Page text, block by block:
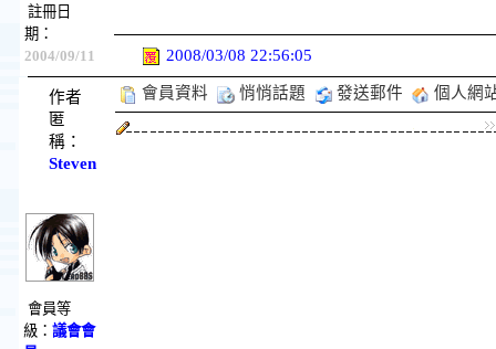
註冊日
期：
2004/09/11
2008/03/08 22:56:05
作者
匿
稱：
Steven
會員等
級： 議會會
會員資料 悄悄話題 發送郵件 個人網